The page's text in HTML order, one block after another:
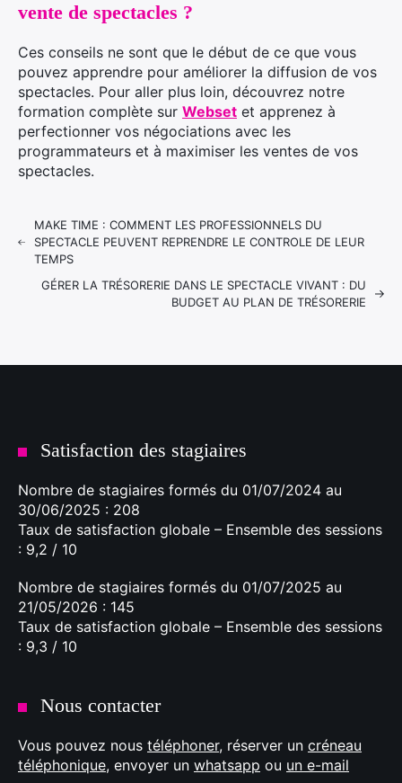
vente de spectacles ?
Ces conseils ne sont que le début de ce que vous
pouvez apprendre pour améliorer la diffusion de vos
spectacles. Pour aller plus loin, découvrez notre
formation complète sur Webset et apprenez à
perfectionner vos négociations avec les
programmateurs et à maximiser les ventes de vos
spectacles.
MAKE TIME : COMMENT LES PROFESSIONNELS DU
SPECTACLE PEUVENT REPRENDRE LE CONTROLE DE LEUR
TEMPS
GÉRER LA TRÉSORERIE DANS LE SPECTACLE VIVANT : DU
BUDGET AU PLAN DE TRÉSORERIE
Satisfaction des stagiaires
Nombre de stagiaires formés du 01/07/2024 au
30/06/2025 : 208
Taux de satisfaction globale – Ensemble des sessions
: 9,2 / 10
Nombre de stagiaires formés du 01/07/2025 au
21/05/2026 : 145
Taux de satisfaction globale – Ensemble des sessions
: 9,3 / 10
Nous contacter
Vous pouvez nous téléphoner, réserver un créneau
téléphonique, envoyer un whatsapp ou un e-mail